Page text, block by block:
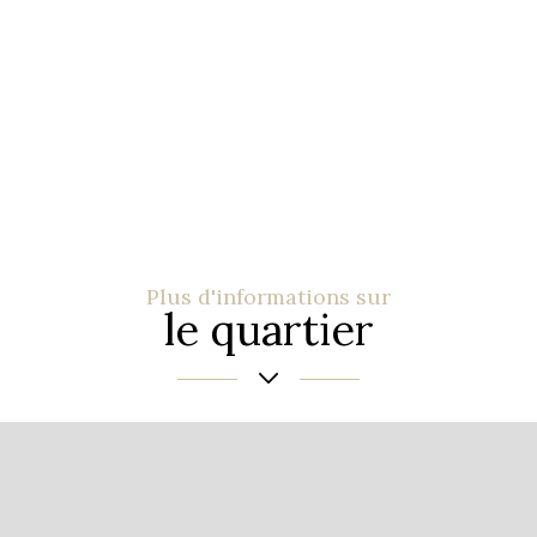
Plus d'informations sur
le quartier